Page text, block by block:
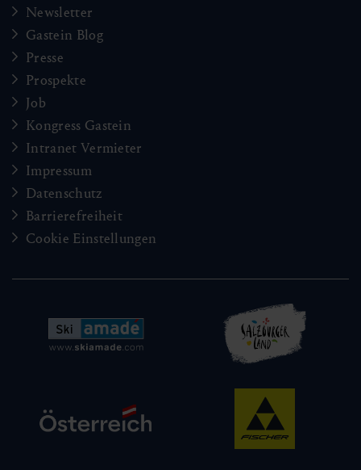
Newsletter
Gastein Blog
Presse
Prospekte
Job
Kongress Gastein
Intranet Vermieter
Impressum
Datenschutz
Barrierefreiheit
Cookie Einstellungen